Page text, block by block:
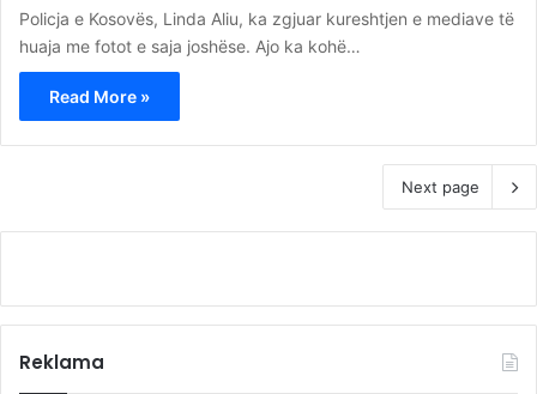
Policja e Kosovës, Linda Aliu, ka zgjuar kureshtjen e mediave të
huaja me fotot e saja joshëse. Ajo ka kohë…
Read More »
Next page
Reklama